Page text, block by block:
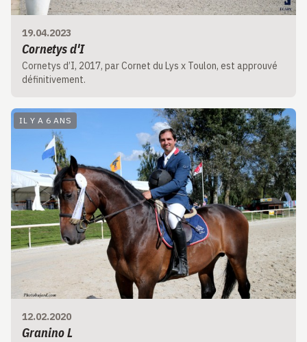
19.04.2023
Cornetys d'I
Cornetys d’I, 2017, par Cornet du Lys x Toulon, est approuvé
définitivement.
IL Y A 6 ANS
12.02.2020
Granino L